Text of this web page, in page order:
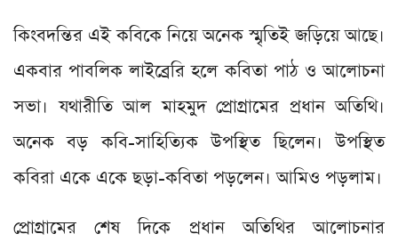
কিংবদন্তির এই কবিকে নিয়ে অনেক স্মৃতিই জড়িয়ে আছে।
একবার পাবলিক লাইব্রেরি হলে কবিতা পাঠ ও আলোচনা
সভা। যথারীতি আল মাহমুদ প্রোগ্রামের প্রধান অতিথি।
অনেক বড় কবি-সাহিত্যিক উপস্থিত ছিলেন। উপস্থিত
কবিরা একে একে ছড়া-কবিতা পড়লেন। আমিও পড়লাম।
প্রোগ্রামের শেষ দিকে প্রধান অতিথির আলোচনার